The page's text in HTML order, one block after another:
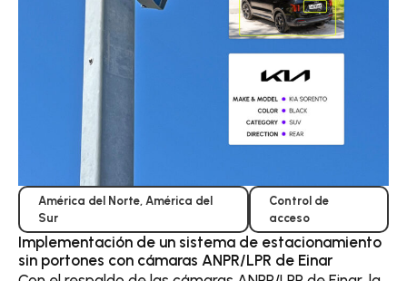
América del Norte, América del
Sur
Control de
acceso
Implementación de un sistema de estacionamiento
sin portones con cámaras ANPR/LPR de Einar